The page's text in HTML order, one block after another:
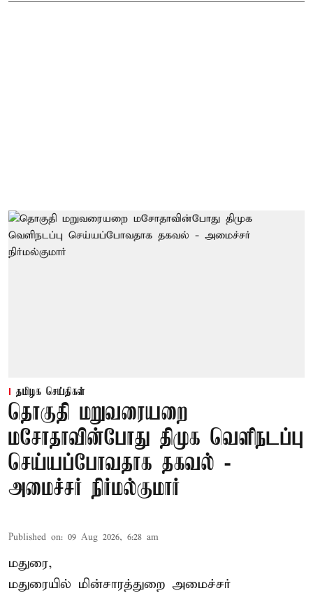
தமிழக செய்திகள்
தொகுதி மறுவரையறை
மசோதாவின்போது திமுக வெளிநடப்பு
செய்யப்போவதாக தகவல் -
அமைச்சர் நிர்மல்குமார்
Published on: 09 Aug 2026, 6:28 am
மதுரை,
மதுரையில் மின்சாரத்துறை அமைச்சர்